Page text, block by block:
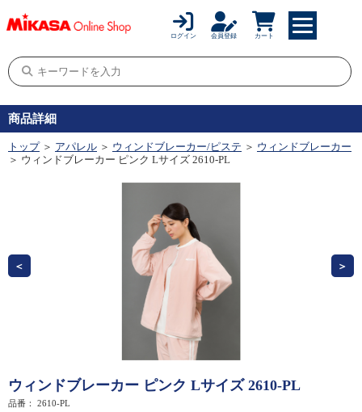
ログイン 会員登録 カート
商品詳細
トップ ＞ アパレル ＞ ウィンドブレーカー/ピステ ＞ ウィンドブレーカー
＞ ウィンドブレーカー ピンク Lサイズ 2610-PL
ウィンドブレーカー ピンク Lサイズ 2610-PL
品番： 2610-PL